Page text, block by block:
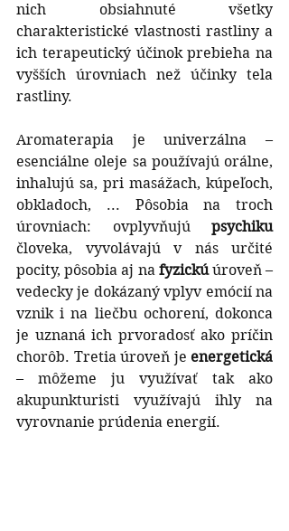
nich obsiahnuté všetky
charakteristické vlastnosti rastliny a
ich terapeutický účinok prebieha na
vyšších úrovniach než účinky tela
rastliny.
Aromaterapia je univerzálna –
esenciálne oleje sa používajú orálne,
inhalujú sa, pri masážach, kúpeľoch,
obkladoch, ... Pôsobia na troch
úrovniach: ovplyvňujú psychiku
človeka, vyvolávajú v nás určité
pocity, pôsobia aj na fyzickú úroveň –
vedecky je dokázaný vplyv emócií na
vznik i na liečbu ochorení, dokonca
je uznaná ich prvoradosť ako príčin
chorôb. Tretia úroveň je
– môžeme ju využívať tak ako
akupunkturisti využívajú ihly na
vyrovnanie prúdenia energií.